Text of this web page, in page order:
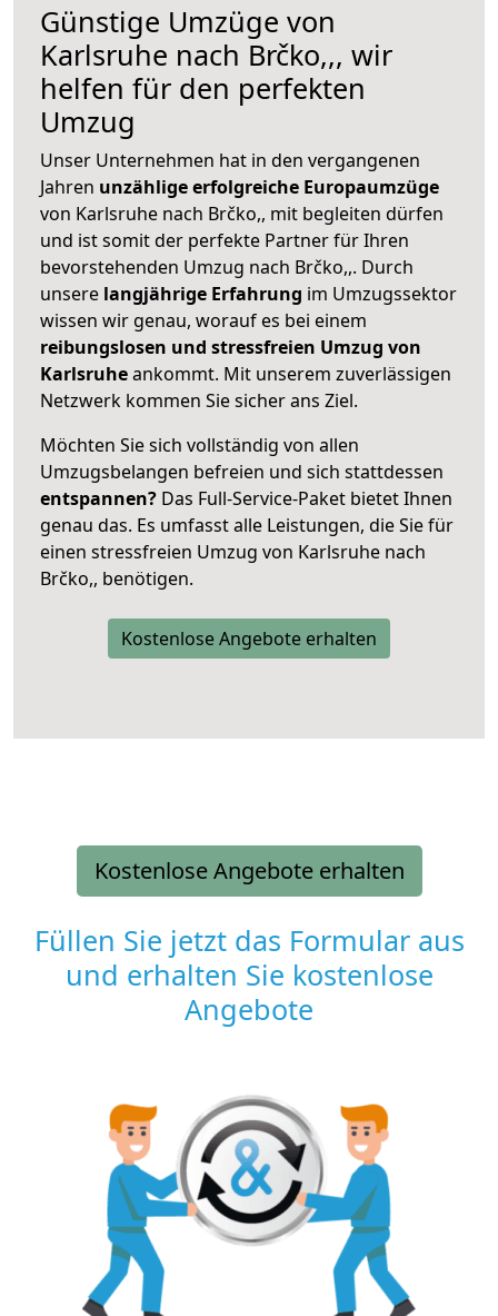
Günstige Umzüge von
Karlsruhe nach Brčko,,, wir
helfen für den perfekten
Umzug
Unser Unternehmen hat in den vergangenen
Jahren unzählige erfolgreiche Europaumzüge
von Karlsruhe nach Brčko,, mit begleiten dürfen
und ist somit der perfekte Partner für Ihren
bevorstehenden Umzug nach Brčko,,. Durch
unsere langjährige Erfahrung im Umzugssektor
wissen wir genau, worauf es bei einem
reibungslosen und stressfreien Umzug von
Karlsruheankommt. Mit unserem zuverlässigen
Netzwerk kommen Sie sicher ans Ziel.
Möchten Sie sich vollständig von allen
Umzugsbelangen befreien und sich stattdessen
entspannen? Das Full-Service-Paket bietet Ihnen
genau das. Es umfasst alle Leistungen, die Sie für
einen stressfreien Umzug von Karlsruhe nach
Brčko,, benötigen.
Kostenlose Angebote erhalten
Kostenlose Angebote erhalten
Füllen Sie jetzt das Formular aus
und erhalten Sie kostenlose
Angebote